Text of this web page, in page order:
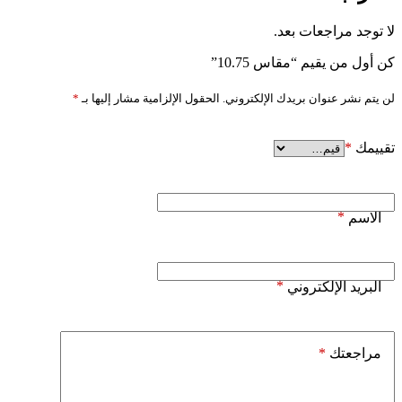
لا توجد مراجعات بعد.
كن أول من يقيم “مقاس 10.75”
لن يتم نشر عنوان بريدك الإلكتروني. الحقول الإلزامية مشار إليها بـ *
تقييمك *
الاسم*
البريد الإلكتروني*
مراجعتك *